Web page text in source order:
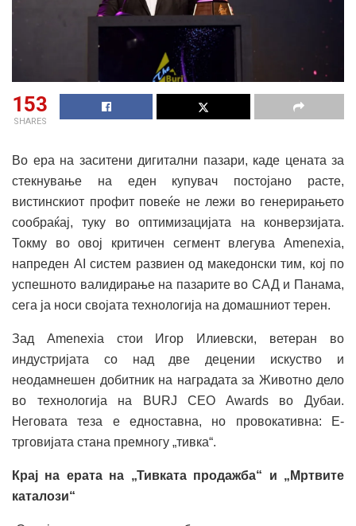
153
SHARES
Во ера на заситени дигитални пазари, каде цената за
стекнување на еден купувач постојано расте,
вистинскиот профит повеќе не лежи во генерирањето
сообраќај, туку во оптимизацијата на конверзијата.
Токму во овој критичен сегмент влегува Amenexia,
напреден AI систем развиен од македонски тим, кој по
успешното валидирање на пазарите во САД и Панама,
сега ја носи својата технологија на домашниот терен.
Зад Amenexia стои Игор Илиевски, ветеран во
индустријата со над две децении искуство и
неодамнешен добитник на наградата за Животно дело
во технологија на BURJ CEO Awards во Дубаи.
Неговата теза е едноставна, но провокативна: Е-
трговијата стана премногу „тивка“.
Крај на ерата на „Тивката продажба“ и „Мртвите
каталози“